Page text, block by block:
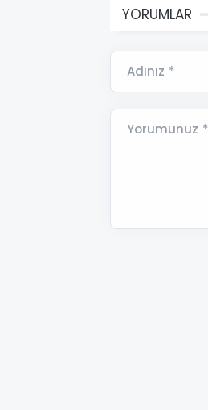
YORUMLAR
Adınız *
Yorumunuz *